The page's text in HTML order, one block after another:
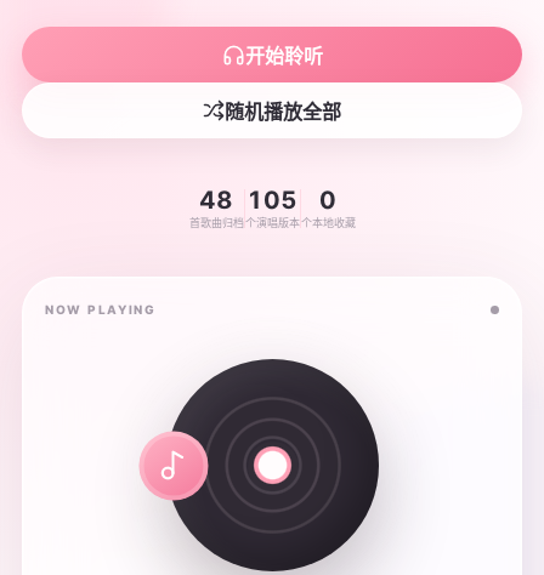
开始聆听
随机播放全部
48
首歌曲归档
105
个演唱版本
0
个本地收藏
NOW PLAYING